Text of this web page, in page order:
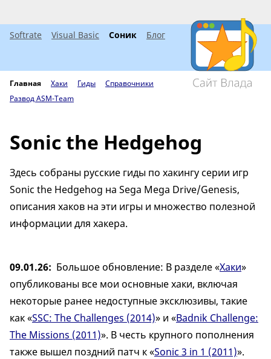
Softrate Visual Basic Соник Блог
Главная Хаки Гиды
Справочники
Развод ASM-Team
Sonic the Hedgehog
Здесь собраны русские гиды по хакингу серии игр
Sonic the Hedgehog на Sega Mega Drive/Genesis,
описания хаков на эти игры и множество полезной
информации для хакера.
09.01.26 Большое обновление: В разделе «Хаки»
опубликованы все мои основные хаки, включая
некоторые ранее недоступные эксклюзивы, такие
как «SSC: The Challenges (2014)» и «Badnik Challenge:
The Missions (2011)». В честь крупного пополнения
также вышел поздний патч к «Sonic 3 in 1 (2011)».